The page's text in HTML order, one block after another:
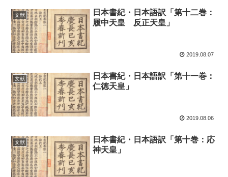
文献
日本書紀・日本語訳「第十二巻：
履中天皇 反正天皇」
2019.08.07
文献
日本書紀・日本語訳「第十一巻：
仁徳天皇」
2019.08.06
文献
日本書紀・日本語訳「第十巻：応
神天皇」